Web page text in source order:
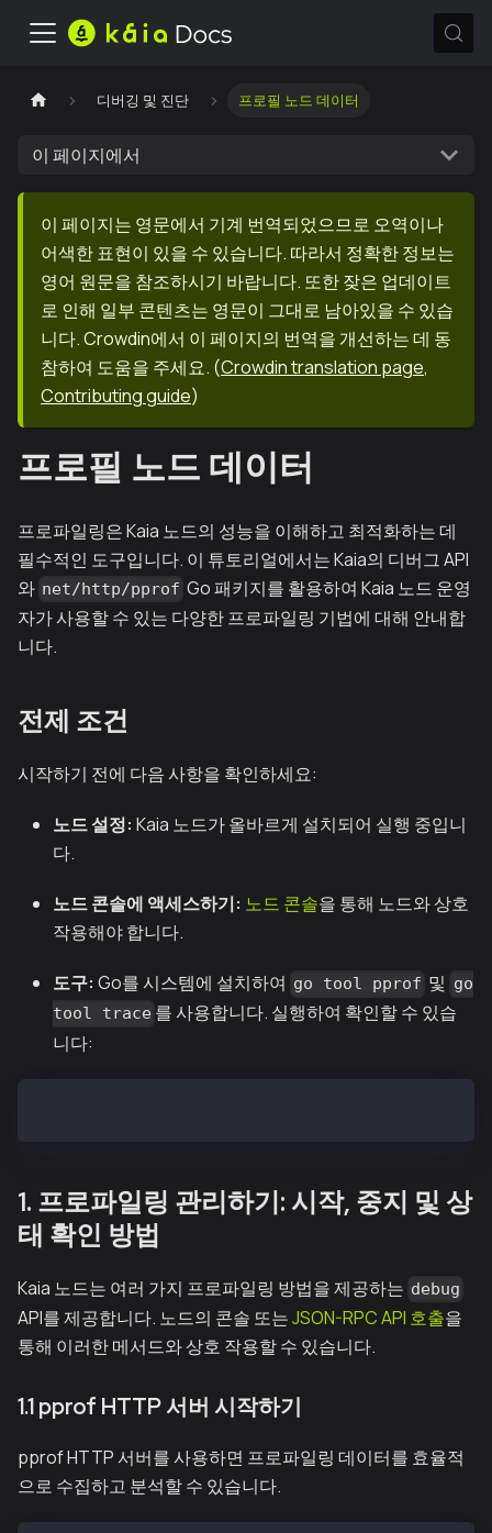
디버깅 및 진단 프로필 노드 데이터
이 페이지에서
이 페이지는 영문에서 기계 번역되었으므로 오역이나
어색한 표현이 있을 수 있습니다. 따라서 정확한 정보는
영어 원문을 참조하시기 바랍니다. 또한 잦은 업데이트
로 인해 일부 콘텐츠는 영문이 그대로 남아있을 수 있습
니다. Crowdin에서 이 페이지의 번역을 개선하는 데 동
참하여 도움을 주세요. (Crowdin translation page,
Contributing guide)
프로필 노드 데이터
프로파일링은 Kaia 노드의 성능을 이해하고 최적화하는 데
필수적인 도구입니다. 이 튜토리얼에서는 Kaia의 디버그 API
와 net/http/pprof Go 패키지를 활용하여 Kaia 노드 운영
자가 사용할 수 있는 다양한 프로파일링 기법에 대해 안내합
니다.
전제 조건
시작하기 전에 다음 사항을 확인하세요:
노드 설정: Kaia 노드가 올바르게 설치되어 실행 중입니
다.
노드 콘솔에 액세스하기: 노드 콘솔을 통해 노드와 상호
작용해야 합니다.
도구: Go를 시스템에 설치하여 go tool pprof 및 go
tool trace 를 사용합니다. 실행하여 확인할 수 있습
니다:
1. 프로파일링 관리하기: 시작, 중지 및 상
태 확인 방법
Kaia 노드는 여러 가지 프로파일링 방법을 제공하는 debug
API를 제공합니다. 노드의 콘솔 또는JSON-RPC API 호출을
통해 이러한 메서드와 상호 작용할 수 있습니다.
1.1 pprof HTTP 서버 시작하기
pprof HTTP 서버를 사용하면 프로파일링 데이터를 효율적
으로 수집하고 분석할 수 있습니다.